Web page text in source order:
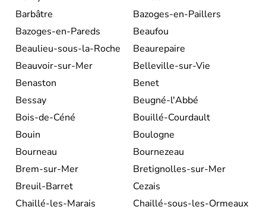
Barbâtre
Bazoges-en-Paillers
Bazoges-en-Pareds
Beaufou
Beaulieu-sous-la-Roche
Beaurepaire
Beauvoir-sur-Mer
Belleville-sur-Vie
Benaston
Benet
Bessay
Beugné-l'Abbé
Bois-de-Céné
Bouillé-Courdault
Bouin
Boulogne
Bourneau
Bournezeau
Brem-sur-Mer
Bretignolles-sur-Mer
Breuil-Barret
Cezais
Chaillé-les-Marais
Chaillé-sous-les-Ormeaux